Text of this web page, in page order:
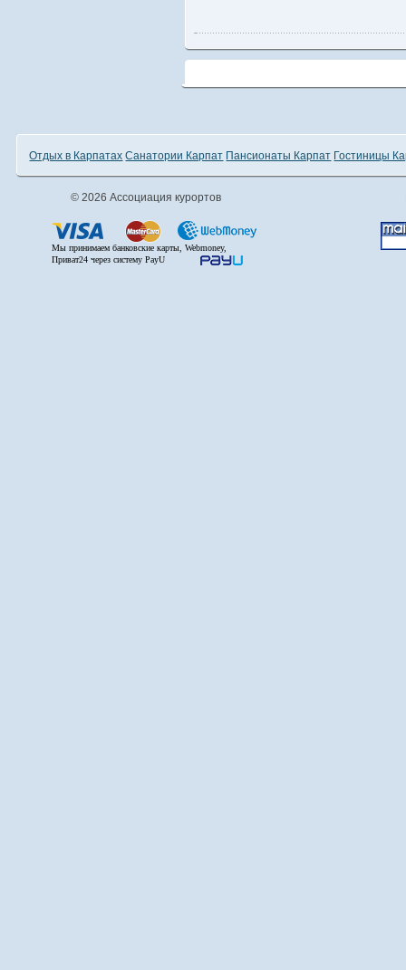
Отдых в Карпатах Санатории Карпат Пансионаты Карпат Гостиницы
© 2026 Ассоциация курортов
Мы принимаем банковские карты, Webmoney,
Приват24 через систему PayU